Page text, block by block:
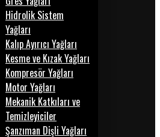
Hidrolik Sistem
Yağları
Kalıp Ayırıcı Yağları
Kesme ve Kızak Yağları
Kompresör Yağları
Motor Yağları
Mekanik Katkıları ve
Temizleyiciler
Şanzıman Dişli Yağları